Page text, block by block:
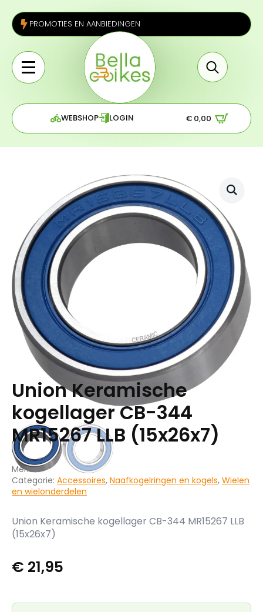
PROMOTIES EN AANBIEDINGEN
for:
WEBSHOP LOGIN € 0,00
Union Keramische
kogellager CB-344
MR15267 LLB (15x26x7)
Merk:
Categorie: Accessoires, Naafkogelringen en kogels, Wielen
en wielonderdelen
Union Keramische kogellager CB-344 MR15267 LLB
(15x26x7)
€ 21,95